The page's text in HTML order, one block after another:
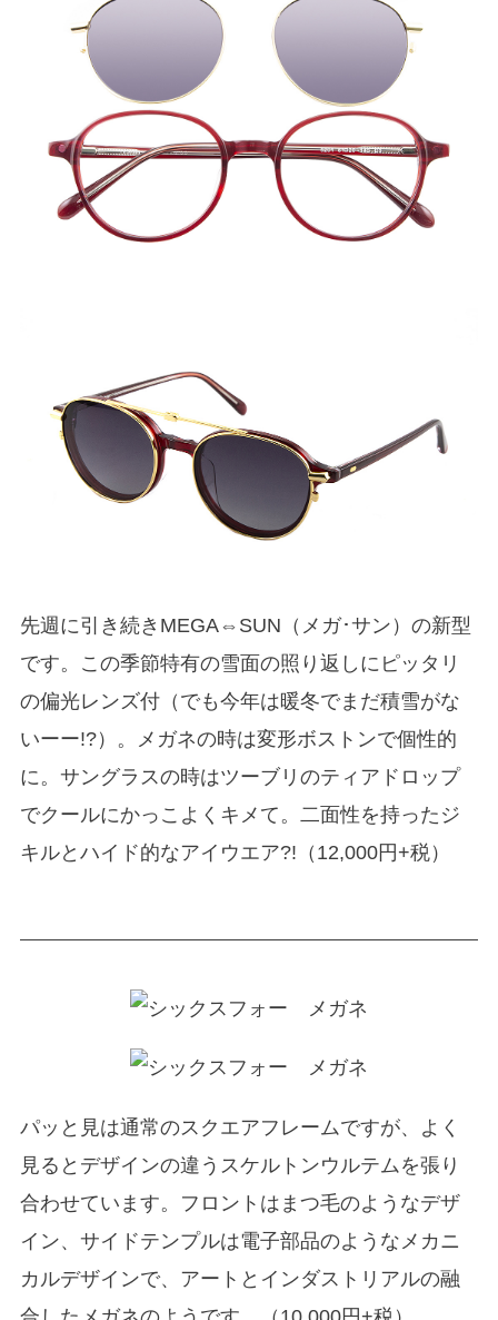
先週に引き続きMEGA⇔SUN（メガ･サン）の新型
です。この季節特有の雪面の照り返しにピッタリ
の偏光レンズ付（でも今年は暖冬でまだ積雪がな
いーー!?）。メガネの時は変形ボストンで個性的
に。サングラスの時はツーブリのティアドロップ
でクールにかっこよくキメて。二面性を持ったジ
キルとハイド的なアイウエア?!（12,000円+税）
パッと見は通常のスクエアフレームですが、よく
見るとデザインの違うスケルトンウルテムを張り
合わせています。フロントはまつ毛のようなデザ
イン、サイドテンプルは電子部品のようなメカニ
カルデザインで、アートとインダストリアルの融